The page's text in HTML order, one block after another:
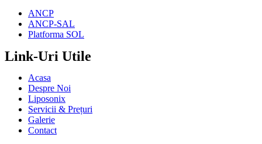
ANCP
ANCP-SAL
Platforma SOL
Link-Uri Utile
Acasa
Despre Noi
Liposonix
Servicii & Prețuri
Galerie
Contact